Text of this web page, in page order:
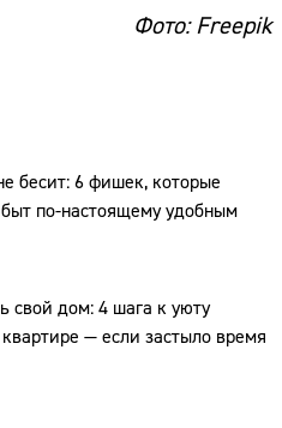
Фото: Freepik
бесит: 6 фишек, которые
по-настоящему удобным
свой дом: 4 шага к уюту
— если застыло время